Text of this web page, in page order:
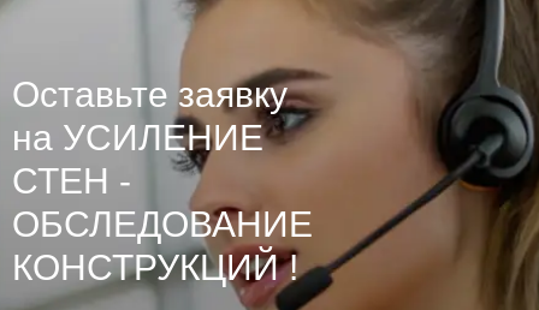
Оставьте заявку
на УСИЛЕНИЕ
СТЕН -
ОБСЛЕДОВАНИЕ
КОНСТРУКЦИЙ !